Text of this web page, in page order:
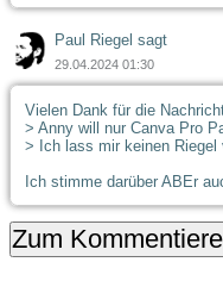
Paul Riegel sagt
29.04.2024 01:30
Vielen Dank für die
> Anny will nur Canva Pro
> Ich lass mir keinen Riegel
Ich stimme darüber ABEr